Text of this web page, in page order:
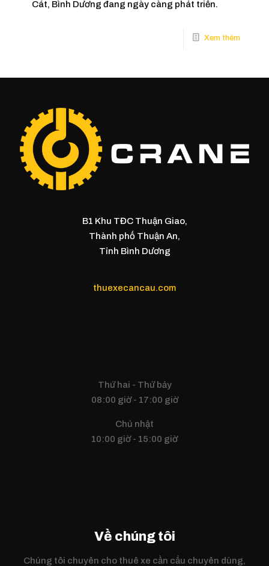
Cát, Bình Dương đang ngày càng phát triển.
B1 Khu TĐC Thuận Giao,
Thành phố Thuận An,
Tỉnh Bình Dương
thuexecancau.com
Thứ hai - Thứ bảy
08:00 giờ - 17:00 giờ
Chủ nhật
10:00 giờ - 15:00 giờ
Về chúng tôi
Chúng tôi chuyên cho thuê xe cần cẩu chuyên dùng,